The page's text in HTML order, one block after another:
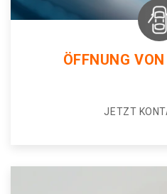
ÖFFNUNG
JETZT